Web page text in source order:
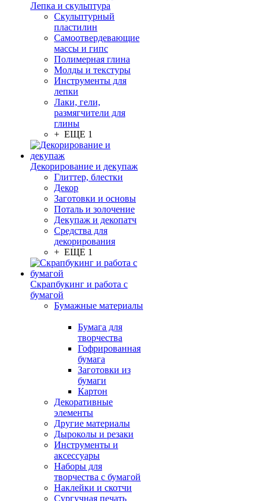
Лепка и скульптура
Скульптурный
пластилин
Самоотвердевающие
массы и гипс
Полимерная глина
Молды и текстуры
Инструменты для
лепки
Лаки, гели,
размягчители для
глины
+ ЕЩЕ 1
Декорирование и декупаж
Глиттер, блестки
Декор
Заготовки и основы
Поталь и золочение
Декупаж и декопатч
Средства для
декорирования
+ ЕЩЕ 1
Скрапбукинг и работа с
бумагой
Бумажные материалы
Бумага для
творчества
Гофрированная
бумага
Заготовки из
бумаги
Картон
Декоративные
элементы
Другие материалы
Дыроколы и резаки
Инструменты и
аксессуары
Наборы для
творчества с бумагой
Наклейки и скотчи
Сургучная печать